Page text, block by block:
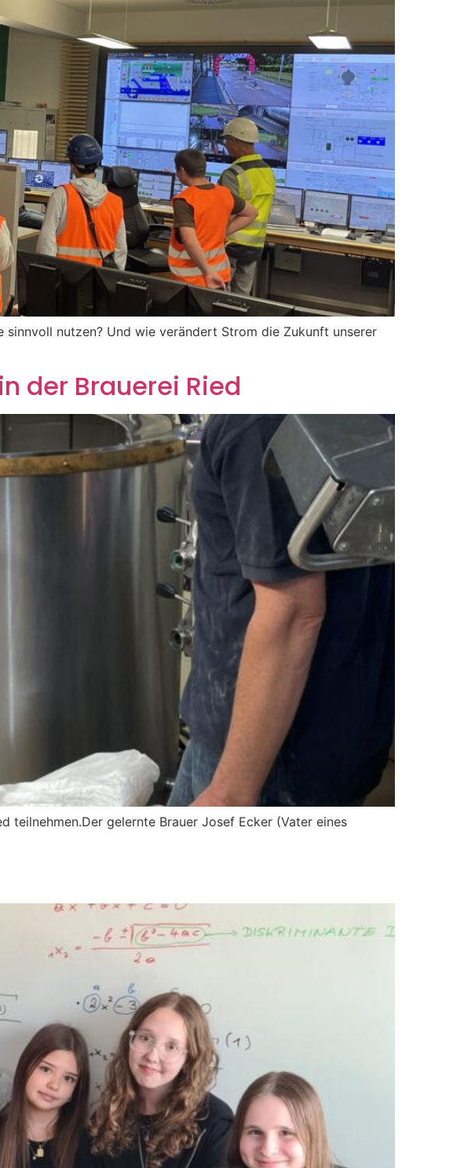
nutzen? Und wie verändert Strom die Zukunft unserer
der Brauerei Ried
teilnehmen.Der gelernte Brauer Josef Ecker (Vater eines